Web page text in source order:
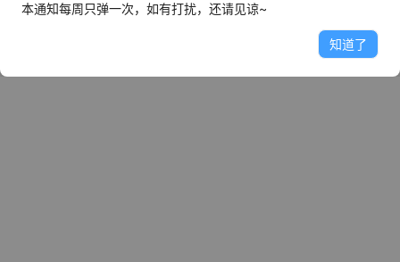
本通知每周只弹一次，如有打扰，还请见谅~
知道了